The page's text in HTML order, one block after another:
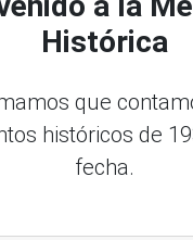
Histórica
que
históricos de
fecha.